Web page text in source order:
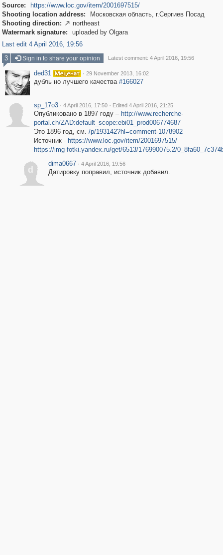
Source:
https://www.loc.gov/item/2001697515/
Shooting location address:
Московская область, г.Сергиев Посад
Shooting direction:  northeast
Watermark signature:
uploaded by Olgara
Last edit 4 April 2016, 19:56
3
Sign in to share your opinion Latest comment: 4 April 2016, 19:56
ded31 · 29 November 2013, 16:02
дубль но лучшего качества #166027
sp_17o3 · 4 April 2016, 17:50 · Edited 4 April 2016, 21:25
Опубликовано в 1897 году – http://www.recherche-
portal.ch/ZAD:default_scope:ebi01_prod006774687
Это 1896 год, см. /p/193142?hl=comment-1078902
Источник - https://www.loc.gov/item/2001697515/
https://img-fotki.yandex.ru/get/6513/176990075.2/
d
dima0667 · 4 April 2016, 19:56
Датировку поправил, источник добавил.